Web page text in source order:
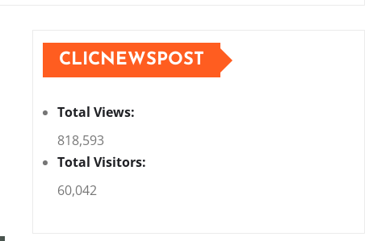
CLICNEWSPOST
Total Views:
818,593
Total Visitors:
60,042